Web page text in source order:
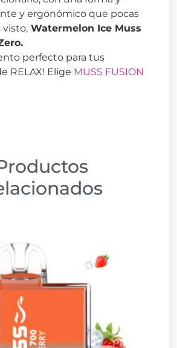
y ergonómico que pocas
visto, Watermelon Ice Muss
perfecto para tus
RELAX! Elige MUSS FUSION